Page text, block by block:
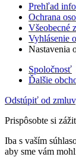
Prehľad
Ochrana
Všeobecné
Vyhlásenie
Nastavenia
Spoločnosť
Ďalšie
Odstúpiť od
Prispôsobte si
Iba s vaším
aby sme vám